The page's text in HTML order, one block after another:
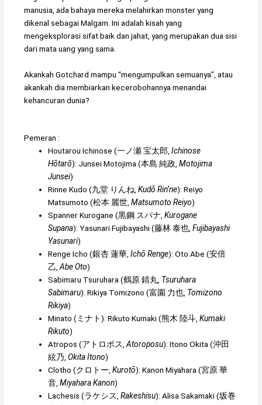
manusia, ada bahaya mereka melahirkan monster yang
dikenal sebagai Malgam. Ini adalah kisah yang
mengeksplorasi sifat baik dan jahat, yang merupakan dua sisi
dari mata uang yang sama.
Akankah Gotchard mampu “mengumpulkan semuanya”, atau
akankah dia membiarkan kecerobohannya menandai
kehancuran dunia?
Pemeran :
Houtarou Ichinose (一ノ瀬 宝太郎 Ichinose
Hōtarō): Junsei Motojima (本島 純政 Motojima
Junsei)
Rinne Kudo (九堂 りんね Kudō Rin’ne): Reiyo
Matsumoto (松本 麗世 Matsumoto Reiyo)
Spanner Kurogane (黒鋼 スパナ Kurogane
Supana): Yasunari Fujibayashi (藤林 泰也 Fujibayashi
Yasunari)
Renge Icho (銀杏 蓮華 Ichō Renge): Oto Abe (安倍
乙 Abe Oto)
Sabimaru Tsuruhara (鶴原 錆丸 Tsuruhara
Sabimaru): Rikiya Tomizono (富園 力也 Tomizono
Rikiya)
Minato (ミナト): Rikuto Kumaki (熊木 陸斗 Kumaki
Rikuto)
Atropos (アトロポス Atoroposu): Itono Okita (沖田
絃乃 Okita Itono)
Clotho (クロトー Kurotō): Kanon Miyahara (宮原 華
音 Miyahara Kanon)
Lachesis (ラケシス Rakeshisu): Alisa Sakamaki (坂巻